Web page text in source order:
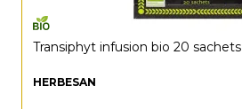
Transiphyt infusion bio 20 sachets
HERBESAN